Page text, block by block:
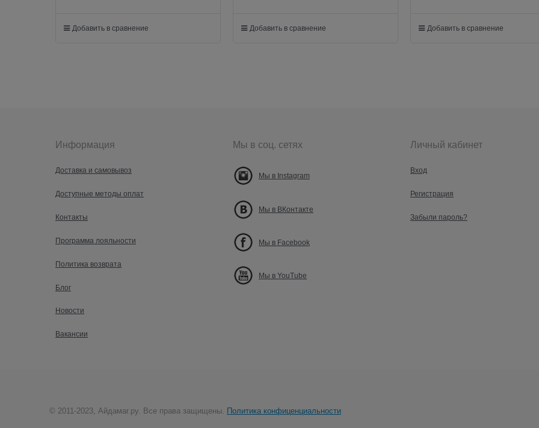
Добавить в сравнение Добавить в сравнение Добавить в сравнение
Информация
Доставка и самовывоз
Доступные методы оплат
Контакты
Программа лояльности
Политика возврата
Блог
Новости
Вакансии
Мы в соц. сетях
Мы в Instagram
Мы в ВКонтакте
Мы в Facebook
Мы в YouTube
Личный кабинет
Вход
Регистрация
Забыли пароль?
© 2011-2023, Айдамаг.ру. Все права защищены. Политика конфиценциальности